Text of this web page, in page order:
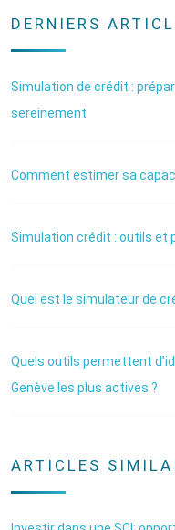
DERNIERS
Simulation de crédit :
sereinement
Comment estimer sa
Simulation crédit : outils et
Quel est le simulateur de
Quels outils permettent
Genève les plus actives ?
ARTICLES